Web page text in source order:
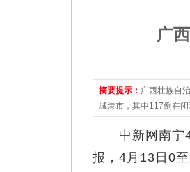
广
摘要提示： 广西壮族自
城港市，其中117例在
中新网南宁4
报，4月13日0